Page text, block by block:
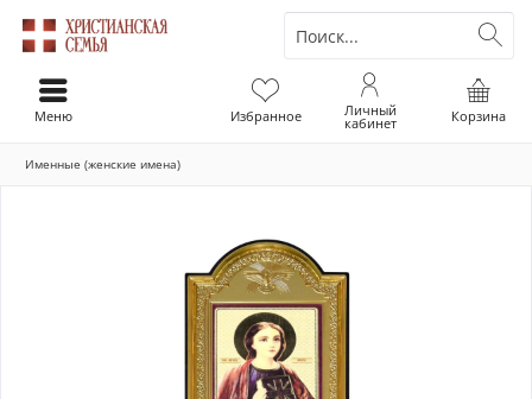
Корзина
Избранное Личный
кабинет
Меню
Именные (женские имена)